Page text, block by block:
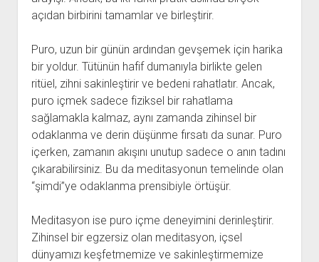
açıdan birbirini tamamlar ve birleştirir.
Puro, uzun bir günün ardından gevşemek için harika
bir yoldur. Tütünün hafif dumanıyla birlikte gelen
ritüel, zihni sakinleştirir ve bedeni rahatlatır. Ancak,
puro içmek sadece fiziksel bir rahatlama
sağlamakla kalmaz, aynı zamanda zihinsel bir
odaklanma ve derin düşünme fırsatı da sunar. Puro
içerken, zamanın akışını unutup sadece o anın tadını
çıkarabilirsiniz. Bu da meditasyonun temelinde olan
“şimdi”ye odaklanma prensibiyle örtüşür.
Meditasyon ise puro içme deneyimini derinleştirir.
Zihinsel bir egzersiz olan meditasyon, içsel
dünyamızı keşfetmemize ve sakinleştirmemize